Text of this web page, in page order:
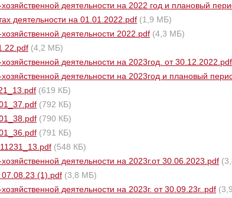
деятельности на 2022 год и плановый
деятельности на 01.01.2022.pdf (1,9 МБ)
деятельности 2022.pdf (4,3 МБ)
(4,2 МБ)
деятельности на 2023год. от 30.12.2022.pdf
деятельности на 2023год и плановый
(619 КБ)
(792 КБ)
(790 КБ)
(791 КБ)
(548 КБ)
деятельности на 2023г.от 30.06.2023.pdf
(1).pdf (3,8 МБ)
деятельности на 2023г. от 30.09.23г..pdf